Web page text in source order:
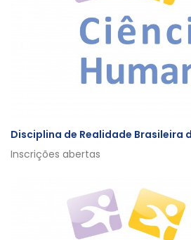
Disciplina de Realidade Brasileira
Inscrições abertas